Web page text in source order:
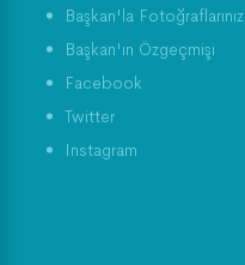
Başkan'la Fotoğraflarınız
Başkan'ın Özgeçmişi
Facebook
Twitter
Instagram